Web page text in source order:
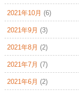
2021年10月 (6)
2021年9月 (3)
2021年8月 (2)
2021年7月 (7)
2021年6月 (2)